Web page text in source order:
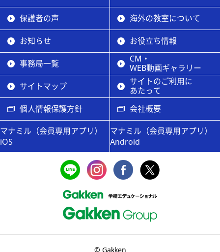
保護者の声 海外の教室について
お知らせ お役立ち情報
事務局一覧
CM・
WEB動画ギャラリー
サイトマップ
サイトのご利用に
あたって
個人情報保護方針
会社概要
マナミル（会員専用アプリ）
iOS
マナミル（会員専用アプリ）
Android
© Gakken